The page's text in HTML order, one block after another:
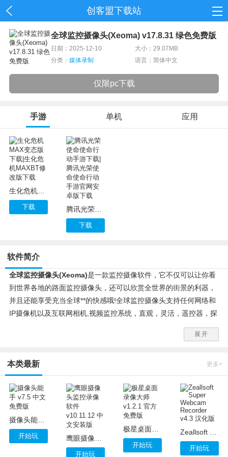
创客盟下载站
首页
资讯
全球监控摄像头(Xeoma) v17.8.31 绿色免费版
日期：2025-12-10
大小：29.07MB
分类： 媒体录制 语言：简体中文
仅限pc下载
手游 单机 应用
生化危机MAX变态版下载|生化危机MAXBT修改版下载
下载 腾讯光荣使命使命行动手游下载|腾讯光荣使命使命行动手游官网安卓版下载
下载
软件简介
全球监控摄像头(Xeoma)是一款监控摄像软件，它不仅可以让你看
到世界各地的路面监控摄像头，还可以欣赏全世界的街景的利器，
并且还能享受充当全球**的快感哦!全球监控摄像头支持任何网络和
IP摄像机以及互联网相机,视频监控系统，直观，灵活，遥控器，探
1、在非工作时间，监测对象(办公室，商店，仓库)。
2、安全监视(周界安防监控，车载显示等)。
3、员工监控(业工人，办公室的员工，照顾者和家庭人员)。
4、监测儿童和上班族的活动，在电脑上访问过的站点的控制权。
5、宠物监视。
6、观赏植物生长。
全球监控摄像头特点：
1、兼容与任何网络摄像头，CCTV的凸轮，其中包括无线闭路电视
展开
本类最新 更多+
摄像头能手 v7.5 中文免费版
开始玩
开始玩
极星桌面录像大师 v1.2.1 官方免费版
开始玩 开始玩